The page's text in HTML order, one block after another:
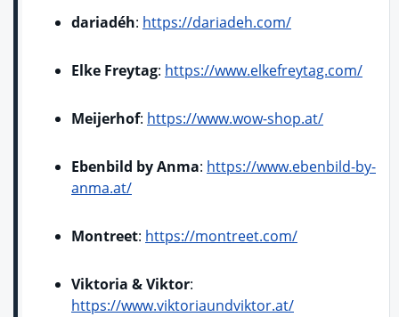
dariadéh: https://dariadeh.com/
Elke Freytag: https://www.elkefreytag.com/
Meijerhof: https://www.wow-shop.at/
Ebenbild by Anma: https://www.ebenbild-by-
anma.at/
Montreet: https://montreet.com/
Viktoria & Viktor:
https://www.viktoriaundviktor.at/